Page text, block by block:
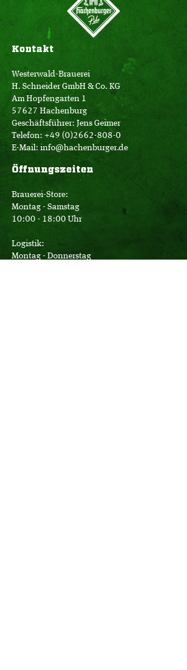
Kontakt
Westerwald-Brauerei
H. Schneider GmbH & Co. KG
Am Hopfengarten 1
57627 Hachenburg
Geschäftsführer: Jens Geimer
Telefon: +49 (0)2662-808-0
E-Mail: info@hachenburger.de
Öffnungszeiten
Brauerei-Store:
Montag - Samstag
10:00 - 18:00 Uhr
Logistik:
Montag - Donnerstag